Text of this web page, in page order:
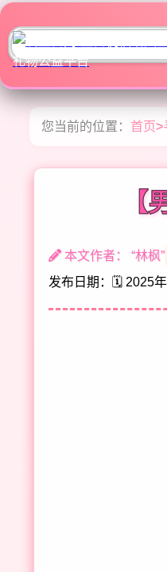
您当前的位置： 首页>
本文作者： “林枫”
发布日期：🗓️ 2025